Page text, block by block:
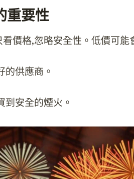
重要性
價格,忽略安全性。低價可能
的供應商。
安全的煙火。